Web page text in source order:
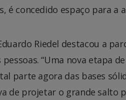
é concedido espaço para
Riedel destacou a
“Uma nova etapa
parte agora das bases
de projetar o grande salto